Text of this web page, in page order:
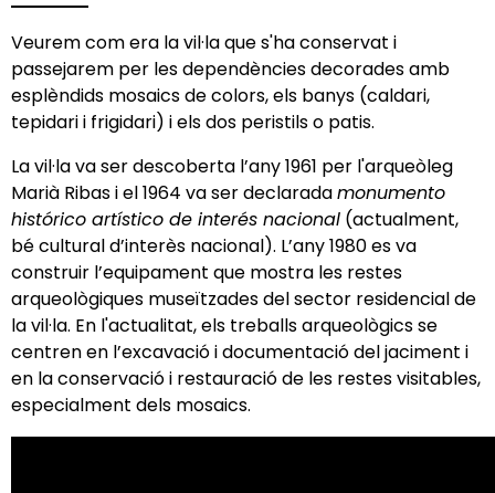
Veurem com era la vil·la que s'ha conservat i
passejarem per les dependències decorades amb
esplèndids mosaics de colors, els banys (caldari,
tepidari i frigidari) i els dos peristils o patis.
La vil·la va ser descoberta l’any 1961 per l'arqueòleg
Marià Ribas i el 1964 va ser declaradamonumento
histórico artístico de interés nacional (actualment,
bé cultural d’interès nacional). L’any 1980 es va
construir l’equipament que mostra les restes
arqueològiques museïtzades del sector residencial de
la vil·la. En l'actualitat, els treballs arqueològics se
centren en l’excavació i documentació del jaciment i
en la conservació i restauració de les restes visitables,
especialment dels mosaics.